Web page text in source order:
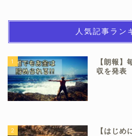
人気記事ラン
1
【朗報】
収を発表
2
【はじ